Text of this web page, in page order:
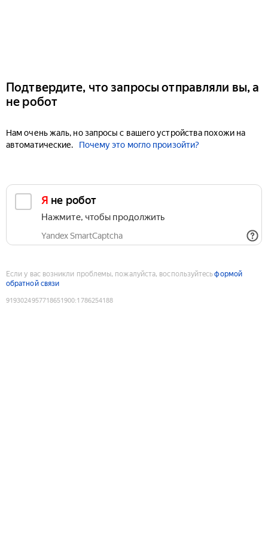
Подтвердите, что запросы отправляли вы, а
не робот
Нам очень жаль, но запросы с вашего устройства похожи на
автоматические.
Почему это могло произойти?
Я не робот
Нажмите, чтобы продолжить
Yandex SmartCaptcha
Если у вас возникли проблемы, пожалуйста, воспользуйтесьформой
обратной связи
9193024957718651900:1786254188